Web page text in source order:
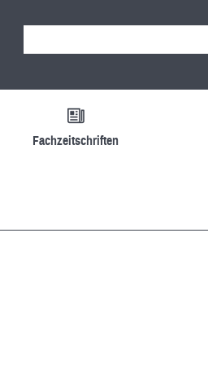
Fachzeitschriften